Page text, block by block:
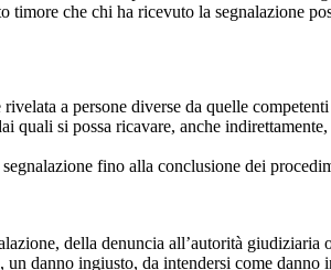
che chi ha ricevuto la segnalazione
a persone diverse da quelle
si possa ricavare, anche
fino alla conclusione dei
della denuncia all’autorità
danno ingiusto, da intendersi come danno